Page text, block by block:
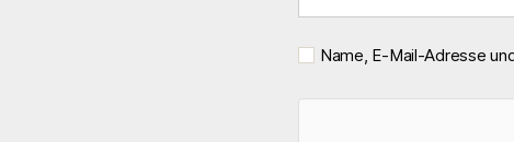
Name, E-Mail-Adresse